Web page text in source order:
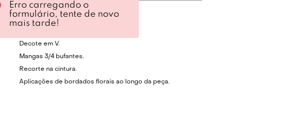
Vestido em algodão com bordados.
Decote em V.
Mangas 3/4 bufantes.
Recorte na cintura.
Aplicações de bordados florais ao longo da peça.
Erro carregando o
formulário, tente de novo
mais tarde!